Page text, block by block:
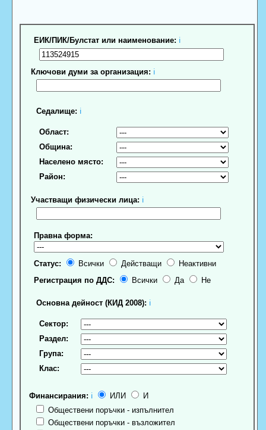
ЕИК/ПИК/Булстат или наименование: ℹ
Ключови думи за организация: ℹ
Седалище: ℹ
Област:
Община:
Населено място:
Район:
Участващи физически лица: ℹ
Правна форма:
Статус: Всички Действащи
Неактивни
Регистрация по ДДС:
Всички Да Не
Основна дейност (КИД 2008): ℹ
Сектор:
Раздел:
Група:
Клас:
Финансирания: ℹ ИЛИ
И
Обществени поръчки - изпълнител
Обществени поръчки - възложител